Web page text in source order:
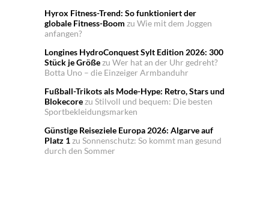
Hyrox Fitness-Trend: So funktioniert der
globale Fitness-Boom zu Wie mit dem Joggen
anfangen?
Longines HydroConquest Sylt Edition 2026: 300
Stück je Größezu Wer hat an der Uhr gedreht?
Botta Uno – die Einzeiger Armbanduhr
Fußball-Trikots als Mode-Hype: Retro, Stars und
Blokecorezu Stilvoll und bequem: Die besten
Sportbekleidungsmarken
Günstige Reiseziele Europa 2026: Algarve auf
Platz 1zu Sonnenschutz: So kommt man gesund
durch den Sommer